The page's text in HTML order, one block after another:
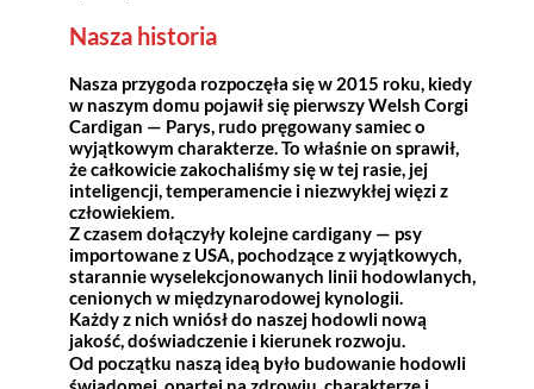
Nasza historia
Nasza przygoda rozpoczęła się w 2015 roku, kiedy
w naszym domu pojawił się pierwszy Welsh Corgi
Cardigan — Parys, rudo pręgowany samiec o
wyjątkowym charakterze. To właśnie on sprawił,
że całkowicie zakochaliśmy się w tej rasie, jej
inteligencji, temperamencie i niezwykłej więzi z
człowiekiem.
Z czasem dołączyły kolejne cardigany — psy
importowane z USA, pochodzące z wyjątkowych,
starannie wyselekcjonowanych linii hodowlanych,
cenionych w międzynarodowej kynologii.
Każdy z nich wniósł do naszej hodowli nową
jakość, doświadczenie i kierunek rozwoju.
Od początku naszą ideą było budowanie hodowli